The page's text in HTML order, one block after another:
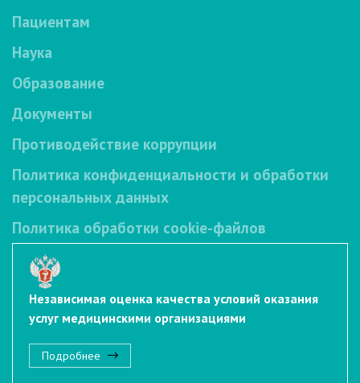
Пациентам
Наука
Образование
Документы
Противодействие коррупции
Политика конфиденциальности и обработки
персональных данных
Политика обработки cookie-файлов
Независимая оценка качества условий оказания
услуг медицинскими организациями
Подробнее